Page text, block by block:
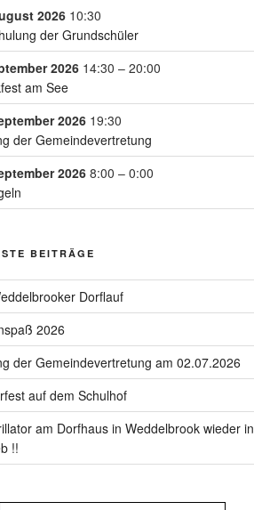
202610:30
der Grundschüler
2026 14:30 – 20:00
am See
202619:30
der Gemeindevertretung
2026 8:00 – 0:00
BEITRÄGE
Dorflauf
2026
der Gemeindevertretung am 02.07.2026
auf dem Schulhof
am Dorfhaus in Weddelbrook wieder in
!!